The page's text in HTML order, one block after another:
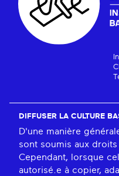
DIFFUSER LA CULTURE
D'une manière
sont soumis aux
Cependant, lorsque
autorisé.e à copier,